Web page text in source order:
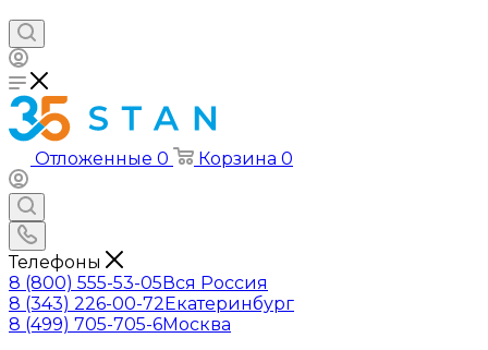
Отложенные 0 Корзина 0
Телефоны
8 (800) 555-53-05Вся Россия
8 (343) 226-00-72Екатеринбург
8 (499) 705-705-6Москва